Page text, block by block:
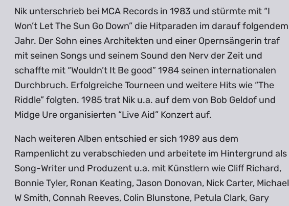
Nik unterschrieb bei MCA Records in 1983 und stürmte mit “I
Won’t Let The Sun Go Down” die Hitparaden im darauf folgendem
Jahr. Der Sohn eines Architekten und einer Opernsängerin traf
mit seinen Songs und seinem Sound den Nerv der Zeit und
schaffte mit “Wouldn’t It Be good” 1984 seinen internationalen
Durchbruch. Erfolgreiche Tourneen und weitere Hits wie “The
Riddle” folgten. 1985 trat Nik u.a. auf dem von Bob Geldof und
Midge Ure organisierten “Live Aid” Konzert auf.
Nach weiteren Alben entschied er sich 1989 aus dem
Rampenlicht zu verabschieden und arbeitete im Hintergrund als
Song-Writer und Produzent u.a. mit Künstlern wie Cliff Richard,
Bonnie Tyler, Ronan Keating, Jason Donovan, Nick Carter, Michael
W Smith, Connah Reeves, Colin Blunstone, Petula Clark, Gary